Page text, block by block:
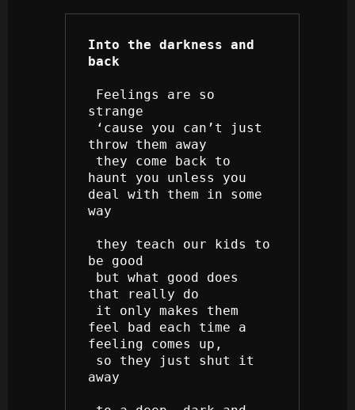
Into the darkness and
back
strange
throw them away
haunt you unless you
deal with them in some
way
be good
that really do
feel bad each time a
feeling comes up,
away